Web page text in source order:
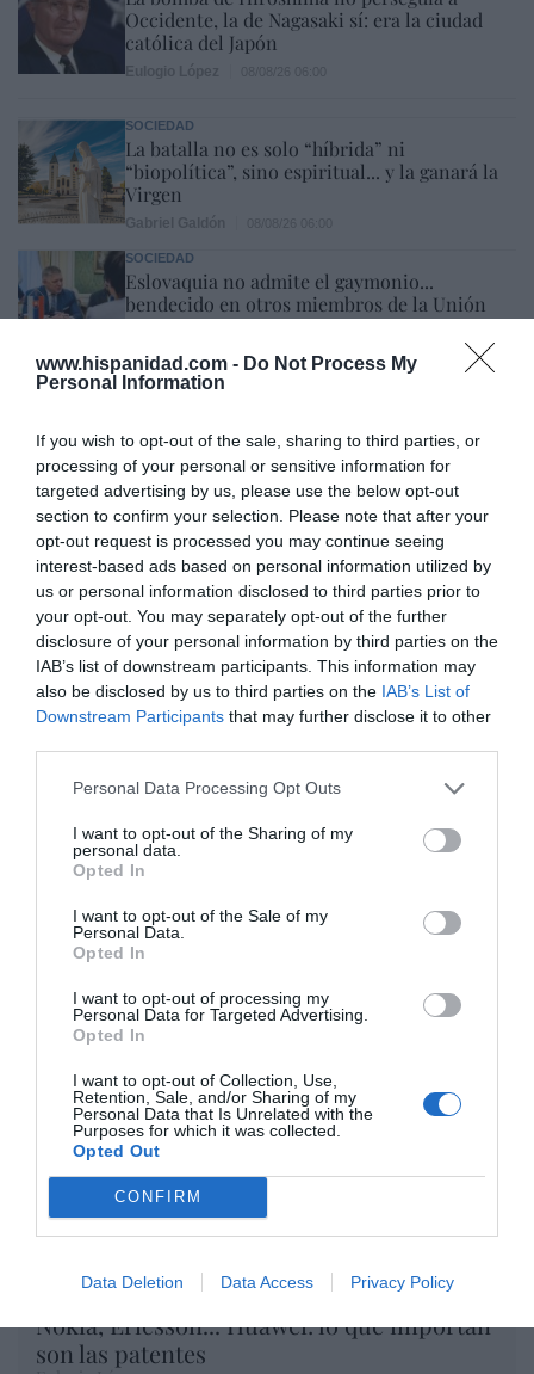
www.hispanidad.com - Do Not Process My
Personal Information
If you wish to opt-out of the sale, sharing to third parties, or
processing of your personal or sensitive information for
targeted advertising by us, please use the below opt-out
section to confirm your selection. Please note that after your
opt-out request is processed you may continue seeing
interest-based ads based on personal information utilized by
us or personal information disclosed to third parties prior to
your opt-out. You may separately opt-out of the further
disclosure of your personal information by third parties on the
IAB’s list of downstream participants. This information may
also be disclosed by us to third parties on the IAB’s List of
Downstream Participants that may further disclose it to other
Personal Data Processing Opt Outs
I want to opt-out of the Sharing of my
personal data.
Opted In
I want to opt-out of the Sale of my
Personal Data.
Opted In
I want to opt-out of processing my
Personal Data for Targeted Advertising.
Opted In
I want to opt-out of Collection, Use,
Retention, Sale, and/or Sharing of my
Personal Data that Is Unrelated with the
Purposes for which it was collected.
Opted Out
CONFIRM
Data Deletion Data Access Privacy Policy
Occidente, la de Nagasaki sí: era la ciudad
católica del Japón
SOCIEDAD
La batalla no es solo “híbrida” ni
“biopolítica”, sino espiritual... y la ganará la
Virgen
SOCIEDAD
Eslovaquia no admite el gaymonio...
bendecido en otros miembros de la Unión
Europea
Eulogio López 08/08/26 06:00
Marcelo Gullo: “El trabajo de desmitificar la
historia, de poner la verdadera, de
desmontar la falsificación, es un trabajo
cristiano"
por Hispanidad
Artículos anteriores
DIARIO DE LA CORRUPCIÓN SANCHISTA
Diario de la corrupción sanchista. Hazte
Oír se manifiesta delante de La Mareta:
“Pedro Sánchez es un criminal”
por Redacción
Artículos anteriores
Opinión
Enormes minucias
por Eulogio López
Nokia, Ericsson... Huawei: lo que importan
son las patentes